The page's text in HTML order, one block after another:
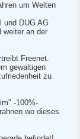
um Welten
und DUG AG
weiter an der
Freenet.
gewaltigen
zu
-100%-
wo dieses